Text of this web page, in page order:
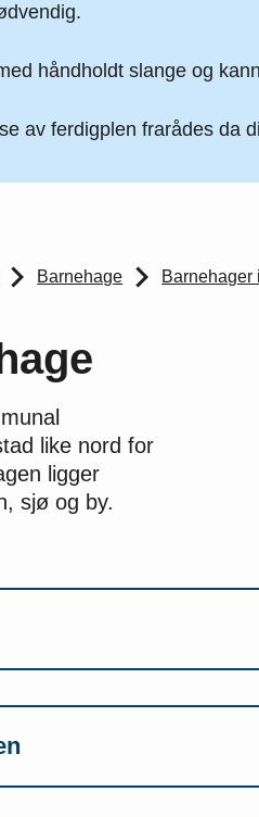
håndholdt slange og
av ferdigplen frarådes da
Barnehage Barnehager
like nord for
ligger
sjø og by.